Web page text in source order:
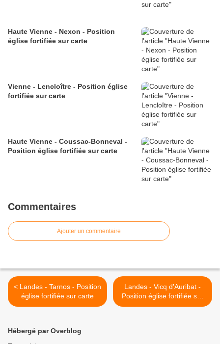
Haute Vienne - Nexon - Position
église fortifiée sur carte
Vienne - Lencloître - Position église
fortifiée sur carte
Haute Vienne - Coussac-Bonneval -
Position église fortifiée sur carte
Commentaires
Ajouter un commentaire
< Landes - Tarnos - Position
église fortifiée sur carte
Landes - Vicq d'Auribat -
Position église fortifiée sur
carte >
Hébergé par Overblog